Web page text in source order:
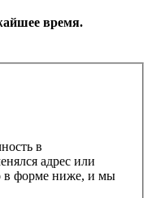
время.
в
адрес или
в форме ниже, и мы